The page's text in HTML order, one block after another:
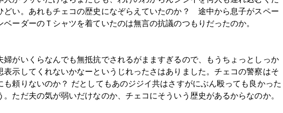
どい。あれもチェコの歴史になぞらえていたのか？ 途中から息子がスペー
ベーダーのＴシャツを着ていたのは無言の抗議のつもりだったのか。
婦がいくらなんでも無抵抗でされるがまますぎるので、もうちょっとしっか
表示してくれないかなーというじれったさはありました。チェコの警察はそ
も頼りないのか？ だとしてもあのジジイ共はさすがにぶん殴っても良かった
。ただ夫の気が弱いだけなのか、チェコにそういう歴史があるからなのか。